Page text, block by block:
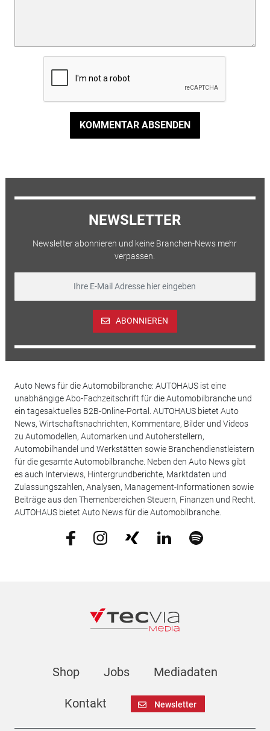
KOMMENTAR ABSENDEN
NEWSLETTER
Newsletter abonnieren und keine Branchen-News mehr
verpassen.
ABONNIEREN
Auto News für die Automobilbranche: AUTOHAUS ist eine
unabhängige Abo-Fachzeitschrift für die Automobilbranche und
ein tagesaktuelles B2B-Online-Portal. AUTOHAUS bietet Auto
News, Wirtschaftsnachrichten, Kommentare, Bilder und Videos
zu Automodellen, Automarken und Autoherstellern,
Automobilhandel und Werkstätten sowie Branchendienstleistern
für die gesamte Automobilbranche. Neben den Auto News gibt
es auch Interviews, Hintergrundberichte, Marktdaten und
Zulassungszahlen, Analysen, Management-Informationen sowie
Beiträge aus den Themenbereichen Steuern, Finanzen und Recht.
AUTOHAUS bietet Auto News für die Automobilbranche.
Shop Jobs Mediadaten
Kontakt Newsletter